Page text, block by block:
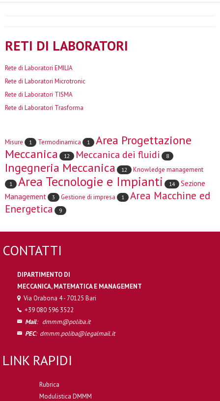
RETI DI LABORATORI
Rete di Laboratori EMILIA
Rete di Laboratori Microtronic
Rete di Laboratori TISMA
Rete di Laboratori Trasforma
Misure 1 Termodinamica 1
Area Progettazione
Meccanica
12 Meccanica dei fluidi 8
Ingegneria Meccanica 12 Knowledge management
1 Area Tecnologie e Impianti 14
Sezione
Management
3 Gestione di impresa 1
Area Macchine ed
Energetica
9
CONTATTI
DIPARTIMENTO DI
MECCANICA, MATEMATICA E MANAGEMENT
Via Orabona 4 - 70125 Bari
+39 080 596 3522
Mail: dmmm@poliba.it
PEC: dmmm.poliba@legalmail.it
LINK RAPIDI
Rubrica
Modulistica DMMM